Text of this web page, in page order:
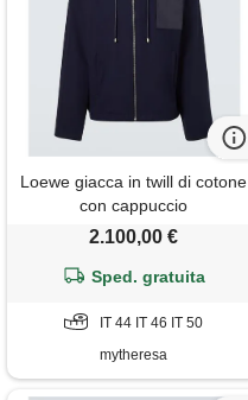
Loewe giacca in twill di cotone
con cappuccio
2.100,00 €
Sped. gratuita
IT 44 IT 46 IT 50
mytheresa